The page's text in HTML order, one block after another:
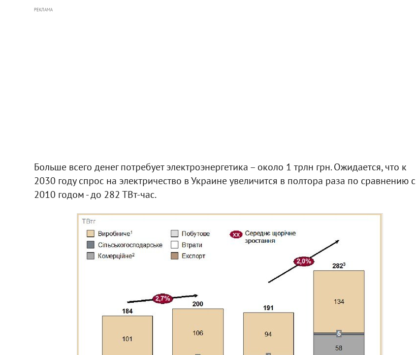
РЕКЛАМА
Больше всего денег потребует электроэнергетика – около 1 трлн грн. Ожидается, что к
2030 году спрос на электричество в Украине увеличится в полтора раза по сравнению с
2010 годом - до 282 ТВт-час.